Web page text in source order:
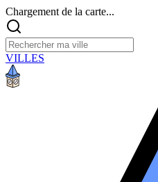
Chargement de la carte...
VILLES